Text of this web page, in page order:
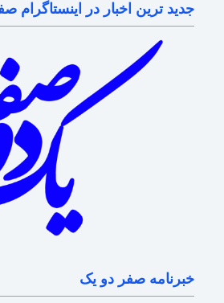
جدید ترین اخبار در اینستاگرام
خبرنامه صفر دو یک